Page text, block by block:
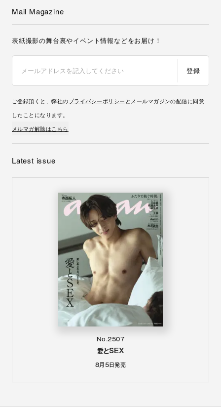
Mail Magazine
表紙撮影の舞台裏やイベント情報などをお届け！
登録
ご登録頂くと、弊社のプライバシーポリシー とメールマガジンの配信に同意
したことになります。
メルマガ解除はこちら
Latest issue
No.2507
愛とSEX
8月5日発売